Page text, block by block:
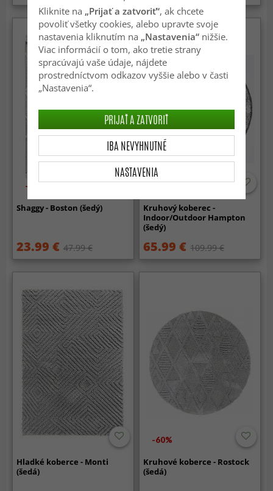
-50%
Shaggy - Boston (šedý)
23.99 € 47.99 €
Kruhový koberec -
Indoor/Outdoor Hampton
(šedý)
65.99 € 109.99 €
Hladké koberce - Monti
(šedá)
-60%
Kruhové koberce - Rostock
(šedá)
Kliknite na „Prijať a zatvoriť“, ak chcete
povoliť všetky cookies, alebo upravte svoje
nastavenia kliknutím na „Nastavenia“nižšie.
Viac informácií o tom, ako tretie strany
spracúvajú vaše údaje, nájdete
prostredníctvom odkazov vyššie alebo v časti
„Nastavenia“.
NASTAVENIA
IBA NEVYHNUTNÉ
PRIJAŤ A ZATVORIŤ